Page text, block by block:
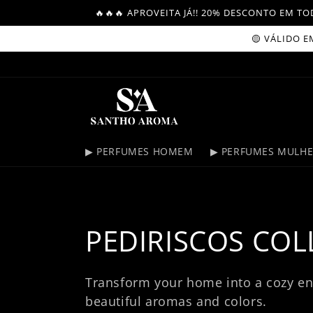
🔥🔥🔥 APROVEITA JÁ!! 20% DESCONTO EM
🟡
▶ PERFUMES HOMEM ▶ PERFUMES
C
o
PEDIRISCOS
Transform your home into a cozy
beautiful aromas and colors.